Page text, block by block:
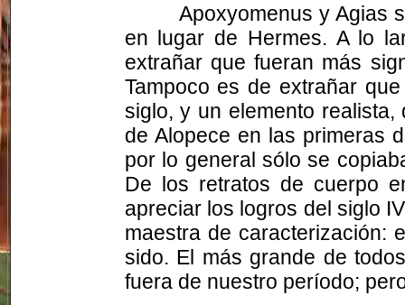
Apoxyomenus y Agias
en lugar de Hermes. A lo
extrañar que fueran más
Tampoco es de extrañar
siglo, y un elemento
de Alopece en las primeras
por lo general sólo se
De los retratos de cuerpo
apreciar los logros del siglo
maestra de caracterización:
sido. El más grande de
fuera de nuestro período;